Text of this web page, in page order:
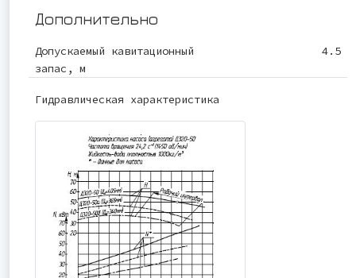
Дополнительно
Допускаемый кавитационный
запас, м
4.5
Гидравлическая характеристика